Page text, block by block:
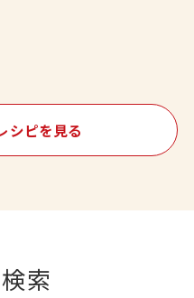
シピを見る
索